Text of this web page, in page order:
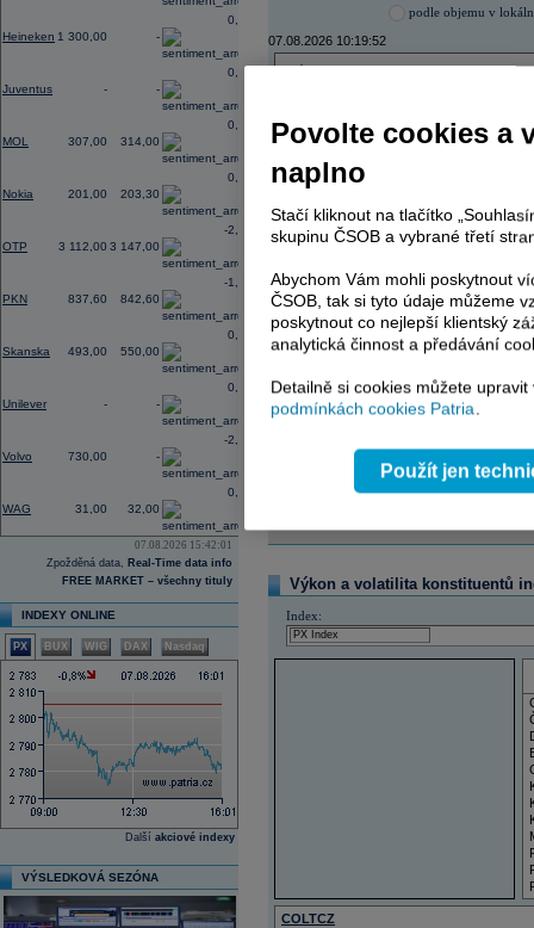
Heineken 1 300,00 -
0,00
Juventus - -
0,00
MOL 307,00 314,00
0,00
Nokia 201,00 203,30
0,50
OTP 3 112,00 3 147,00
-2,86
PKN 837,60 842,60
-1,27
Skanska 493,00 550,00
0,00
Unilever - -
0,00
Volvo 730,00 -
-2,85
WAG 31,00 32,00
0,00
07.08.2026 15:42:01
Zpožděná data, Real-Time data info
FREE MARKET – všechny tituly
INDEXY ONLINE
PX BUX WIG DAX Nasdaq
Další akciové indexy
VÝSLEDKOVÁ SEZÓNA
podle objemu v
07.08.2026 10:19:52
AD index - vývoj
Region
select
Odeslat
Výkon a volatilita konstituentů
Index:
COLTCZ
Povolte cookies a
naplno
Stačí kliknout na tlačítko
skupinu ČSOB a vybrané třetí
Abychom Vám mohli poskytnout
ČSOB, tak si tyto údaje můžeme
poskytnout co nejlepší klientský
analytická činnost a předávání
Detailně si cookies můžete
podmínkách cookies Patria.
Použít jen